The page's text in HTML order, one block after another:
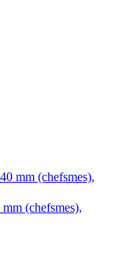
(chefsmes),